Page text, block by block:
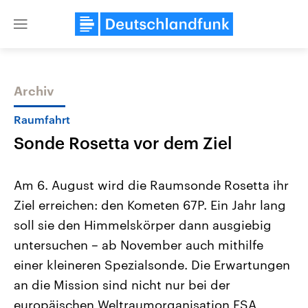
Close
Themen
Landtagswahl Sachsen-Anhalt
2026
Alle Informationen
Sachsen-Anhalt wählt am 6.
September 2026 einen neuen
Bundesland von einer Koalition aus
Aktuelle Beiträge,
Hintergründe
Wirtschaftlich und
gehören die Vereinigten
mit großem Einfluss auf
Archiv
Raumfahrt
Sonde Rosetta vor dem Ziel
Am 6. August wird die Raumsonde Rosetta ihr
Ziel erreichen: den Kometen 67P. Ein Jahr lang
soll sie den Himmelskörper dann ausgiebig
untersuchen – ab November auch mithilfe
einer kleineren Spezialsonde. Die Erwartungen
an die Mission sind nicht nur bei der
europäischen Weltraumorganisation ESA